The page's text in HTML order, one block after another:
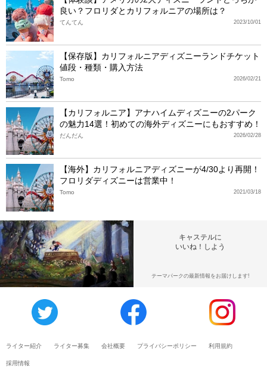
良い？フロリダとカリフォルニアの場所は？
2023/10/01
てんてん
【保存版】カリフォルニアディズニーランドチケット
値段・種類・購入方法
2026/02/21
Tomo
【カリフォルニア】アナハイムディズニーの2パーク
の魅力14選！初めての海外ディズニーにもおすすめ！
2026/02/28
だんだん
【海外】カリフォルニアディズニーが4/30より再開！
フロリダディズニーは営業中！
2021/03/18
Tomo
キャステルに
いいね！しよう
テーマパークの最新情報をお届けします!
ライター紹介 ライター募集 会社概要 プライバシーポリシー 利用規約
採用情報